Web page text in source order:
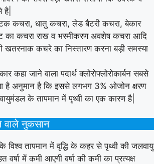
है|
कचरा, धातु कचरा, लेड बैटरी कचरा, बेकार
का कचरा राख व भस्मीकरण अवशेष कचरा आदि
खतरनाक कचरे का निस्तारण करना बड़ी समस्या
कहा जाने वाला पदार्थ क्लोरोफ्लोरोकार्बन सबसे
है अनुमान है कि इससे लगभग 3% ओजोन क्षरण
के तापमान में पृथ्वी का एक कारण है|
वाले नुकसान
विश्व तापमान में वृद्धि के कहर से पृथ्वी की जलवायु
वर्षा में कमी आएगी वर्षा की कमी का प्रत्यक्ष